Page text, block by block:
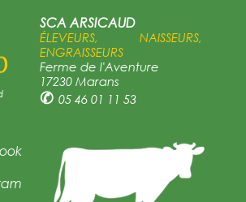
SCA ARSICAUD
ÉLEVEURS, NAISSEURS,
ENGRAISSEURS
Ferme de l'Aventure
17230 Marans
✆ 05 46 01 11 53